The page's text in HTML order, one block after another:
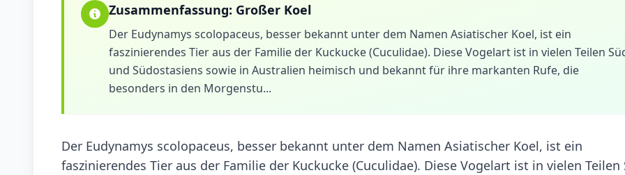
Zusammenfassung: Großer Koel
Der Eudynamys scolopaceus, besser bekannt unter dem Namen Asiatischer Koel, ist ein
faszinierendes Tier aus der Familie der Kuckucke (Cuculidae). Diese Vogelart ist in vielen Teilen
und Südostasiens sowie in Australien heimisch und bekannt für ihre markanten Rufe, die
besonders in den Morgenstu...
Der Eudynamys scolopaceus, besser bekannt unter dem Namen Asiatischer Koel, ist ein
faszinierendes Tier aus der Familie der Kuckucke (Cuculidae). Diese Vogelart ist in vielen Teilen